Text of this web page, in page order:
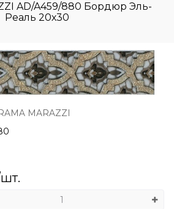
AD/A459/880 Бордюр Эль-
Реаль 20х30
MARAZZI